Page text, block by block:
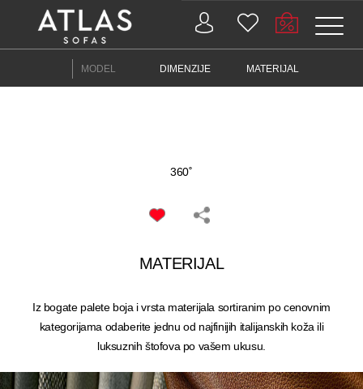
BUSINESS
MODEL DIMENZIJE MATERIJAL
360˚
MATERIJAL
Iz bogate palete boja i vrsta materijala sortiranim po cenovnim
kategorijama odaberite jednu od najfinijih italijanskih koža ili
luksuznih štofova po vašem ukusu.